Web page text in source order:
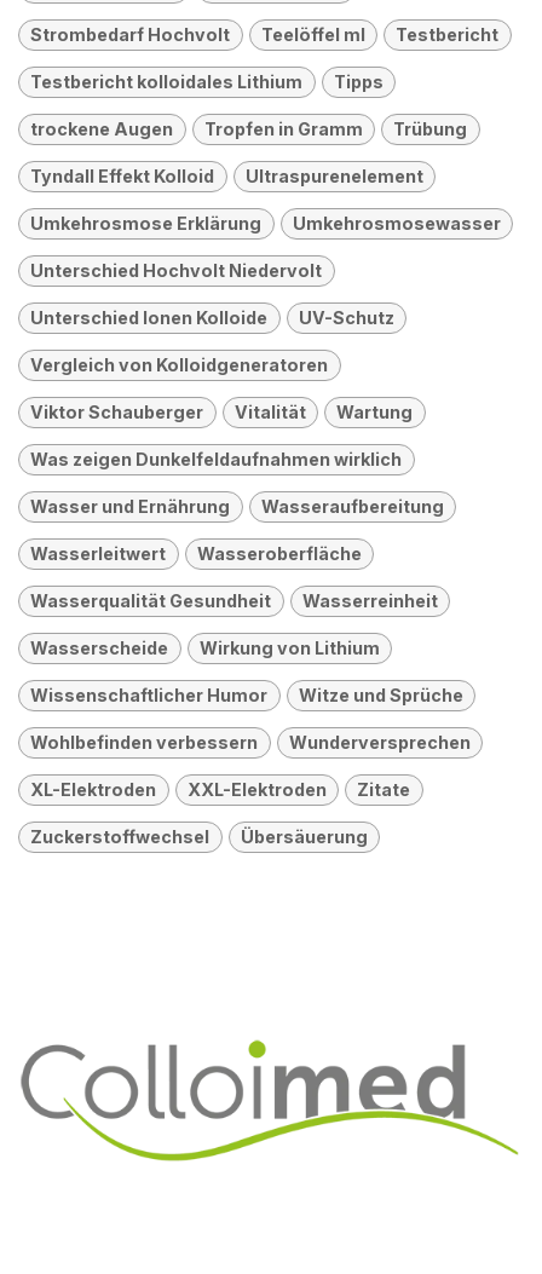
Strombedarf Hochvolt Teelöffel ml Testbericht
Testbericht kolloidales Lithium Tipps
trockene Augen Tropfen in Gramm Trübung
Tyndall Effekt Kolloid Ultraspurenelement
Umkehrosmose Erklärung Umkehrosmosewasser
Unterschied Hochvolt Niedervolt
Unterschied Ionen Kolloide UV-Schutz
Vergleich von Kolloidgeneratoren
Viktor Schauberger Vitalität Wartung
Was zeigen Dunkelfeldaufnahmen wirklich
Wasser und Ernährung Wasseraufbereitung
Wasserleitwert Wasseroberfläche
Wasserqualität Gesundheit Wasserreinheit
Wasserscheide Wirkung von Lithium
Wissenschaftlicher Humor Witze und Sprüche
Wohlbefinden verbessern Wunderversprechen
XL-Elektroden XXL-Elektroden Zitate
Zuckerstoffwechsel Übersäuerung